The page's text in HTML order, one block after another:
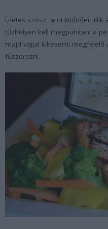
Ízletes szósz, ami kitűnően illik
tűzhelyen kell megpuhítani a
majd vajjal kikeverni megfelelő
fűszerezni.